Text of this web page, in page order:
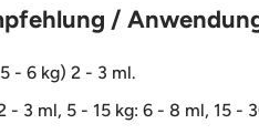
/
- 6 kg) 2 - 3 ml.
- 3 ml, 5 - 15 kg: 6 - 8 ml, 15 -